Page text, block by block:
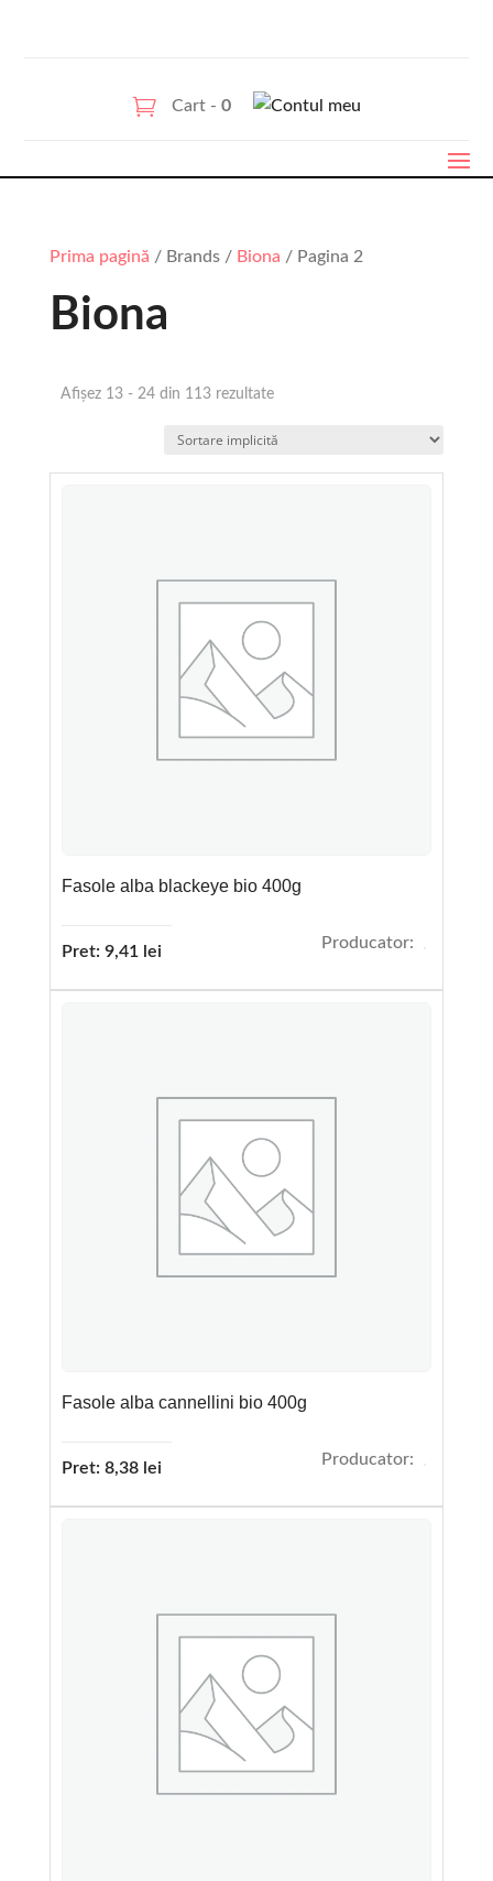
Cart - 0
Prima pagină / Brands / Biona / Pagina 2
Biona
Afișez 13 - 24 din 113 rezultate
Fasole alba blackeye bio 400g
Pret: 9,41 lei Producator:
Fasole alba cannellini bio 400g
Pret: 8,38 lei Producator: